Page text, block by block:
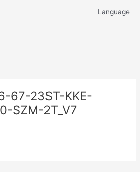
Language
67-23ST-KKE-
SZM-2T_V7